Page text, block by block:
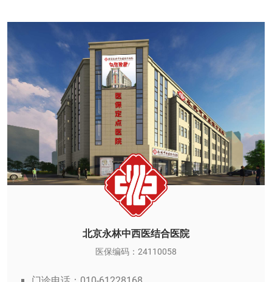
北京永林中西医结合医院
医保编码：24110058